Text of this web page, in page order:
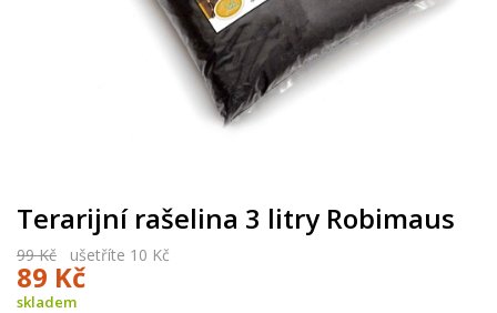
Terarijní rašelina 3 litry Robimaus
99 Kč ušetříte 10 Kč
89 Kč
skladem